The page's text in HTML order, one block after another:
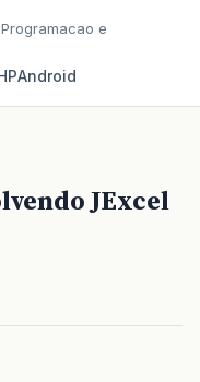
e
Android
JExcel